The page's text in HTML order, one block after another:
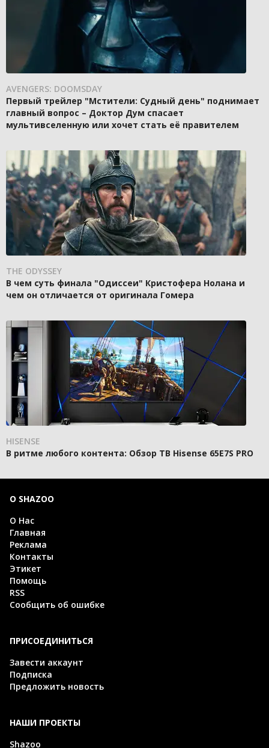
AVENGERS: DOOMSDAY
Первый трейлер "Мстители: Судный день" поднимает
главный вопрос – Доктор Дум спасает
мультивселенную или хочет стать её правителем
THE ODYSSEY
В чем суть финала "Одиссеи" Кристофера Нолана и
чем он отличается от оригинала Гомера
HISENSE
В ритме любого контента: Обзор ТВ Hisense 65E7S PRO
О SHAZOO
О Нас
Главная
Реклама
Контакты
Этикет
Помощь
RSS
Сообщить об ошибке
ПРИСОЕДИНИТЬСЯ
Завести аккаунт
Подписка
Предложить новость
НАШИ ПРОЕКТЫ
Shazoo